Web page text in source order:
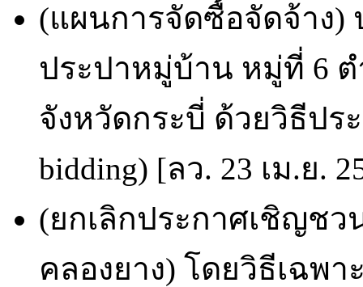
(แผนการจัดซื้อจัดจ้าง)
ประปาหมู่บ้าน หมู่ที่ 6 ต
จังหวัดกระบี่ ด้วยวิธีปร
bidding) [ลว. 23 เม.ย.
(ยกเลิกประกาศเชิญชว
คลองยาง) โดยวิธีเฉพา